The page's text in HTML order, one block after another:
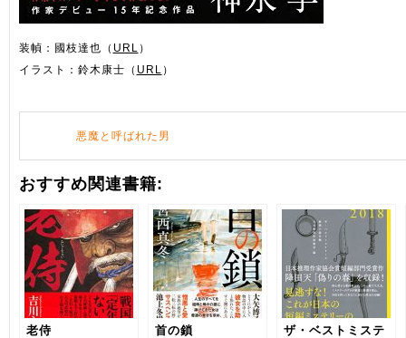
装幀：國枝達也（ URL ）
イラスト：鈴木康士（ URL ）
悪魔と呼ばれた男
おすすめ関連書籍:
老侍 首の鎖
ザ・ベストミステ